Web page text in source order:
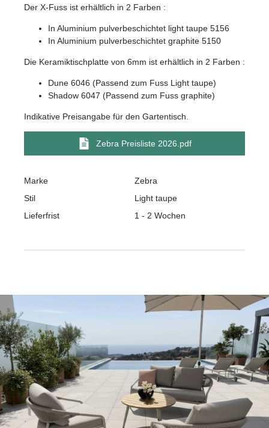
Der X-Fuss ist erhältlich in 2 Farben :
In Aluminium pulverbeschichtet light taupe 5156
In Aluminium pulverbeschichtet graphite 5150
Die Keramiktischplatte von 6mm ist erhältlich in 2 Farben :
Dune 6046 (Passend zum Fuss Light taupe)
Shadow 6047 (Passend zum Fuss graphite)
Indikative Preisangabe für den Gartentisch.
Zebra Preisliste 2026.pdf
Marke
Zebra
Stil
Light taupe
Lieferfrist
1 - 2 Wochen